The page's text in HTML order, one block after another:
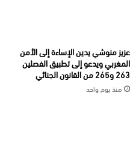
عزيز منوشي يدين الإساءة إلى الأمن
المغربي ويدعو إلى تطبيق الفصلين
263 و265 من القانون الجنائي
منذ يوم واحد